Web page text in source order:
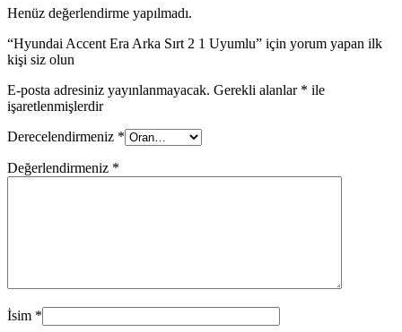
Henüz değerlendirme yapılmadı.
“Hyundai Accent Era Arka Sırt 2 1 Uyumlu” için yorum yapan ilk
kişi siz olun
E-posta adresiniz yayınlanmayacak. Gerekli alanlar * ile
işaretlenmişlerdir
Derecelendirmeniz *
Değerlendirmeniz *
İsim *